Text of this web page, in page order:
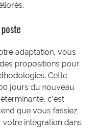
adaptation, vous
propositions pour
Cette
jours du nouveau
c’est
que vous fassiez
votre intégration dans